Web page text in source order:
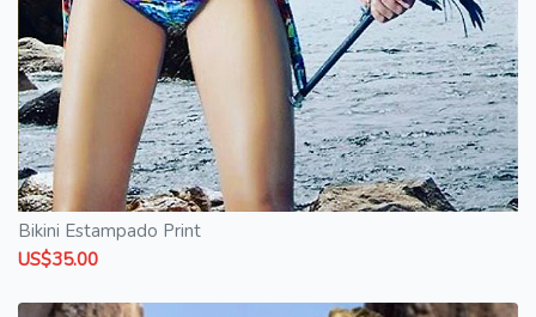
Bikini Estampado Print
US$35.00